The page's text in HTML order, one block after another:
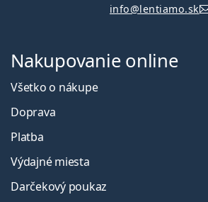
info@lentiamo.sk
Nakupovanie online
Všetko o nákupe
Doprava
Platba
Výdajné miesta
Darčekový poukaz